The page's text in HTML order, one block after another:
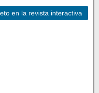
en la revista interactiva